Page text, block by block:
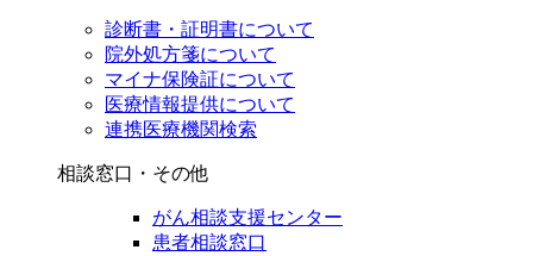
診断書・証明書について
院外処方箋について
マイナ保険証について
医療情報提供について
連携医療機関検索
相談窓口・その他
がん相談支援センター
患者相談窓口